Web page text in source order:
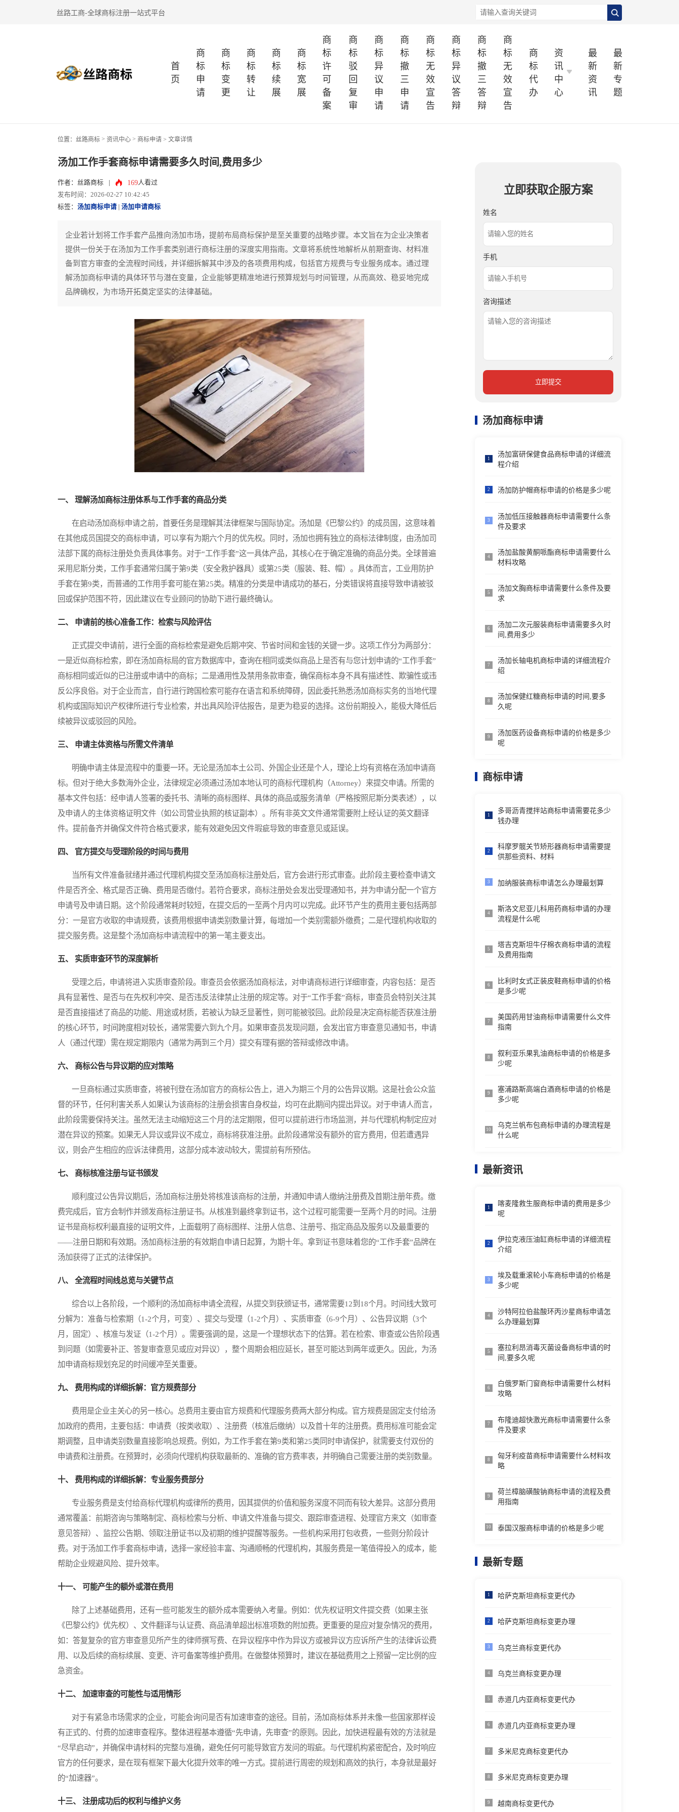
丝路工商-全球商标注册一站式平台
首
页
商
标
申
请
商
标
变
更
商
标
转
让
商
标
续
展
商
标
宽
展
商
标
许
可
备
案
商
标
驳
回
复
审
商
标
异
议
申
请
商
标
撤
三
申
请
商
标
无
效
宣
告
商
标
异
议
答
辩
商
标
撤
三
答
辩
商
标
无
效
宣
告
商
标
代
办
资
讯
中
心
最
新
资
讯
最
新
专
题
位置： 丝路商标 > 资讯中心 > 商标申请 > 文章详情
汤加工作手套商标申请需要多久时间,费用多少
作者：丝路商标 169人看过
发布时间：2026-02-27 10:42:45
标签： 汤加商标申请 汤加申请商标
企业若计划将工作手套产品推向汤加市场，提前布局商标保护是至关重要的战略步骤。本文旨在为企业决策者
提供一份关于在汤加为工作手套类别进行商标注册的深度实用指南。文章将系统性地解析从前期查询、材料准
备到官方审查的全流程时间线，并详细拆解其中涉及的各项费用构成，包括官方规费与专业服务成本。通过理
解汤加商标申请的具体环节与潜在变量，企业能够更精准地进行预算规划与时间管理，从而高效、稳妥地完成
品牌确权，为市场开拓奠定坚实的法律基础。
一、 理解汤加商标注册体系与工作手套的商品分类
在启动汤加商标申请之前，首要任务是理解其法律框架与国际协定。汤加是《巴黎公约》的成员国，这意味着
在其他成员国提交的商标申请，可以享有为期六个月的优先权。同时，汤加也拥有独立的商标法律制度，由汤加司
法部下属的商标注册处负责具体事务。对于“工作手套”这一具体产品，其核心在于确定准确的商品分类。全球普遍
采用尼斯分类，工作手套通常归属于第9类（安全救护器具）或第25类（服装、鞋、帽）。具体而言，工业用防护
手套在第9类，而普通的工作用手套可能在第25类。精准的分类是申请成功的基石，分类错误将直接导致申请被驳
回或保护范围不符，因此建议在专业顾问的协助下进行最终确认。
二、 申请前的核心准备工作：检索与风险评估
正式提交申请前，进行全面的商标检索是避免后期冲突、节省时间和金钱的关键一步。这项工作分为两部分：
一是近似商标检索，即在汤加商标局的官方数据库中，查询在相同或类似商品上是否有与您计划申请的“工作手套”
商标相同或近似的已注册或申请中的商标；二是通用性及禁用条款审查，确保商标本身不具有描述性、欺骗性或违
反公序良俗。对于企业而言，自行进行跨国检索可能存在语言和系统障碍，因此委托熟悉汤加商标实务的当地代理
机构或国际知识产权律所进行专业检索，并出具风险评估报告，是更为稳妥的选择。这份前期投入，能极大降低后
续被异议或驳回的风险。
三、 申请主体资格与所需文件清单
明确申请主体是流程中的重要一环。无论是汤加本土公司、外国企业还是个人，理论上均有资格在汤加申请商
标。但对于绝大多数海外企业，法律规定必须通过汤加本地认可的商标代理机构（Attorney）来提交申请。所需的
基本文件包括：经申请人签署的委托书、清晰的商标图样、具体的商品或服务清单（严格按照尼斯分类表述），以
及申请人的主体资格证明文件（如公司营业执照的核证副本）。所有非英文文件通常需要附上经认证的英文翻译
件。提前备齐并确保文件符合格式要求，能有效避免因文件瑕疵导致的审查意见或延误。
四、 官方提交与受理阶段的时间与费用
当所有文件准备就绪并通过代理机构提交至汤加商标注册处后，官方会进行形式审查。此阶段主要检查申请文
件是否齐全、格式是否正确、费用是否缴付。若符合要求，商标注册处会发出受理通知书，并为申请分配一个官方
申请号及申请日期。这个阶段通常耗时较短，在提交后的一至两个月内可以完成。此环节产生的费用主要包括两部
分：一是官方收取的申请规费，该费用根据申请类别数量计算，每增加一个类别需额外缴费；二是代理机构收取的
提交服务费。这是整个汤加商标申请流程中的第一笔主要支出。
五、 实质审查环节的深度解析
受理之后，申请将进入实质审查阶段。审查员会依据汤加商标法，对申请商标进行详细审查，内容包括：是否
具有显著性、是否与在先权利冲突、是否违反法律禁止注册的规定等。对于“工作手套”商标，审查员会特别关注其
是否直接描述了商品的功能、用途或材质，若被认为缺乏显著性，则可能被驳回。此阶段是决定商标能否获准注册
的核心环节，时间跨度相对较长，通常需要六到九个月。如果审查员发现问题，会发出官方审查意见通知书，申请
人（通过代理）需在规定期限内（通常为两到三个月）提交有理有据的答辩或修改申请。
六、 商标公告与异议期的应对策略
一旦商标通过实质审查，将被刊登在汤加官方的商标公告上，进入为期三个月的公告异议期。这是社会公众监
督的环节，任何利害关系人如果认为该商标的注册会损害自身权益，均可在此期间内提出异议。对于申请人而言，
此阶段需要保持关注。虽然无法主动缩短这三个月的法定期限，但可以提前进行市场监测，并与代理机构制定应对
潜在异议的预案。如果无人异议或异议不成立，商标将获准注册。此阶段通常没有额外的官方费用，但若遭遇异
议，则会产生相应的应诉法律费用，这部分成本波动较大，需提前有所预估。
七、 商标核准注册与证书颁发
顺利度过公告异议期后，汤加商标注册处将核准该商标的注册，并通知申请人缴纳注册费及首期注册年费。缴
费完成后，官方会制作并颁发商标注册证书。从核准到最终拿到证书，这个过程可能需要一至两个月的时间。注册
证书是商标权利最直接的证明文件，上面载明了商标图样、注册人信息、注册号、指定商品及服务以及最重要的
——注册日期和有效期。汤加商标注册的有效期自申请日起算，为期十年。拿到证书意味着您的“工作手套”品牌在
汤加获得了正式的法律保护。
八、 全流程时间线总览与关键节点
综合以上各阶段，一个顺利的汤加商标申请全流程，从提交到获颁证书，通常需要12到18个月。时间线大致可
分解为：准备与检索期（1-2个月，可变）、提交与受理（1-2个月）、实质审查（6-9个月）、公告异议期（3个
月，固定）、核准与发证（1-2个月）。需要强调的是，这是一个理想状态下的估算。若在检索、审查或公告阶段遇
到问题（如需要补正、答复审查意见或应对异议），整个周期会相应延长，甚至可能达到两年或更久。因此，为汤
加申请商标规划充足的时间缓冲至关重要。
九、 费用构成的详细拆解：官方规费部分
费用是企业主关心的另一核心。总费用主要由官方规费和代理服务费两大部分构成。官方规费是固定支付给汤
加政府的费用，主要包括：申请费（按类收取）、注册费（核准后缴纳）以及首十年的注册费。费用标准可能会定
期调整，且申请类别数量直接影响总规费。例如，为工作手套在第9类和第25类同时申请保护，就需要支付双份的
申请费和注册费。在预算时，必须向代理机构获取最新的、准确的官方费率表，并明确自己需要注册的类别数量。
十、 费用构成的详细拆解：专业服务费部分
专业服务费是支付给商标代理机构或律所的费用，因其提供的价值和服务深度不同而有较大差异。这部分费用
通常覆盖：前期咨询与策略制定、商标检索与分析、申请文件准备与提交、跟踪审查进程、处理官方来文（如审查
意见答辩）、监控公告期、领取注册证书以及初期的维护提醒等服务。一些机构采用打包收费，一些则分阶段计
费。对于汤加工作手套商标申请，选择一家经验丰富、沟通顺畅的代理机构，其服务费是一笔值得投入的成本，能
帮助企业规避风险、提升效率。
十一、 可能产生的额外或潜在费用
除了上述基础费用，还有一些可能发生的额外成本需要纳入考量。例如：优先权证明文件提交费（如果主张
《巴黎公约》优先权）、文件翻译与认证费、商品清单超出标准项数的附加费。更重要的是应对复杂情况的费用，
如：答复复杂的官方审查意见所产生的律师撰写费、在异议程序中作为异议方或被异议方应诉所产生的法律诉讼费
用、以及后续的商标续展、变更、许可备案等维护费用。在做整体预算时，建议在基础费用之上预留一定比例的应
急资金。
十二、 加速审查的可能性与适用情形
对于有紧急市场需求的企业，可能会询问是否有加速审查的途径。目前，汤加商标体系并未像一些国家那样设
有正式的、付费的加速审查程序。整体进程基本遵循“先申请，先审查”的原则。因此，加快进程最有效的方法就是
“尽早启动”，并确保申请材料的完整与准确，避免任何可能导致官方发问的瑕疵。与代理机构紧密配合，及时响应
官方的任何要求，是在现有框架下最大化提升效率的唯一方式。提前进行周密的规划和高效的执行，本身就是最好
的“加速器”。
十三、 注册成功后的权利与维护义务
立即获取企服方案
姓名
手机
咨询描述
立即提交
汤加商标申请
1
汤加富研保健食品商标申请的详细流
程介绍
2 汤加防护帽商标申请的价格是多少呢
3
汤加低压接触器商标申请需要什么条
件及要求
4
汤加盐酸黄酮哌酯商标申请需要什么
材料攻略
5
汤加文胸商标申请需要什么条件及要
求
6
汤加二次元服装商标申请需要多久时
间,费用多少
7
汤加长轴电机商标申请的详细流程介
绍
8
汤加保健红糖商标申请的时间,要多
久呢
9
汤加医药设备商标申请的价格是多少
呢
商标申请
1
多哥沥青搅拌站商标申请需要花多少
钱办理
2
科摩罗髋关节矫形器商标申请需要提
供那些资料、材料
3 加纳服装商标申请怎么办理最划算
4
斯洛文尼亚儿科用药商标申请的办理
流程是什么呢
5
塔吉克斯坦牛仔棉衣商标申请的流程
及费用指南
6
比利时女式正装皮鞋商标申请的价格
是多少呢
7
美国药用甘油商标申请需要什么文件
指南
8
叙利亚乐果乳油商标申请的价格是多
少呢
9
塞浦路斯高端白酒商标申请的价格是
多少呢
10
乌克兰帆布包商标申请的办理流程是
什么呢
最新资讯
1
喀麦隆救生服商标申请的费用是多少
呢
2
伊拉克液压油缸商标申请的详细流程
介绍
3
埃及载重滚轮小车商标申请的价格是
多少呢
4
沙特阿拉伯盐酸环丙沙星商标申请怎
么办理最划算
5
塞拉利昂消毒灭菌设备商标申请的时
间,要多久呢
6
白俄罗斯门窗商标申请需要什么材料
攻略
7
布隆迪超快激光商标申请需要什么条
件及要求
8
匈牙利疫苗商标申请需要什么材料攻
略
9
荷兰樟脑磺酸钠商标申请的流程及费
用指南
10 泰国汉服商标申请的价格是多少呢
最新专题
1 哈萨克斯坦商标变更代办
2 哈萨克斯坦商标变更办理
3 乌克兰商标变更代办
4 乌克兰商标变更办理
5 赤道几内亚商标变更代办
6 赤道几内亚商标变更办理
7 多米尼克商标变更代办
8 多米尼克商标变更办理
9 越南商标变更代办